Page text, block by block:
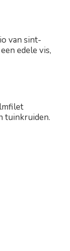
van sint-
edele vis,
tuinkruiden.